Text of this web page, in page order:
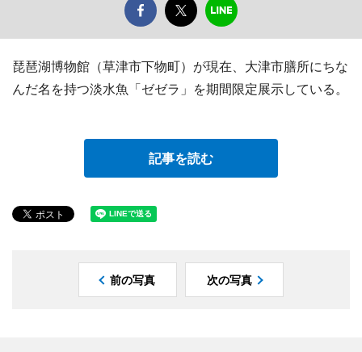
琵琶湖博物館（草津市下物町）が現在、大津市膳所にちな
んだ名を持つ淡水魚「ゼゼラ」を期間限定展示している。
記事を読む
前の写真 次の写真